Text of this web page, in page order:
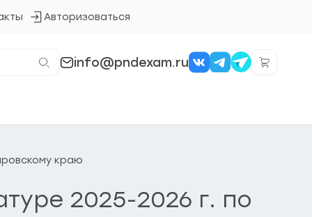
Авторизоваться
Кнопка
info@pndexam.ru
краю
2025-2026 г. по